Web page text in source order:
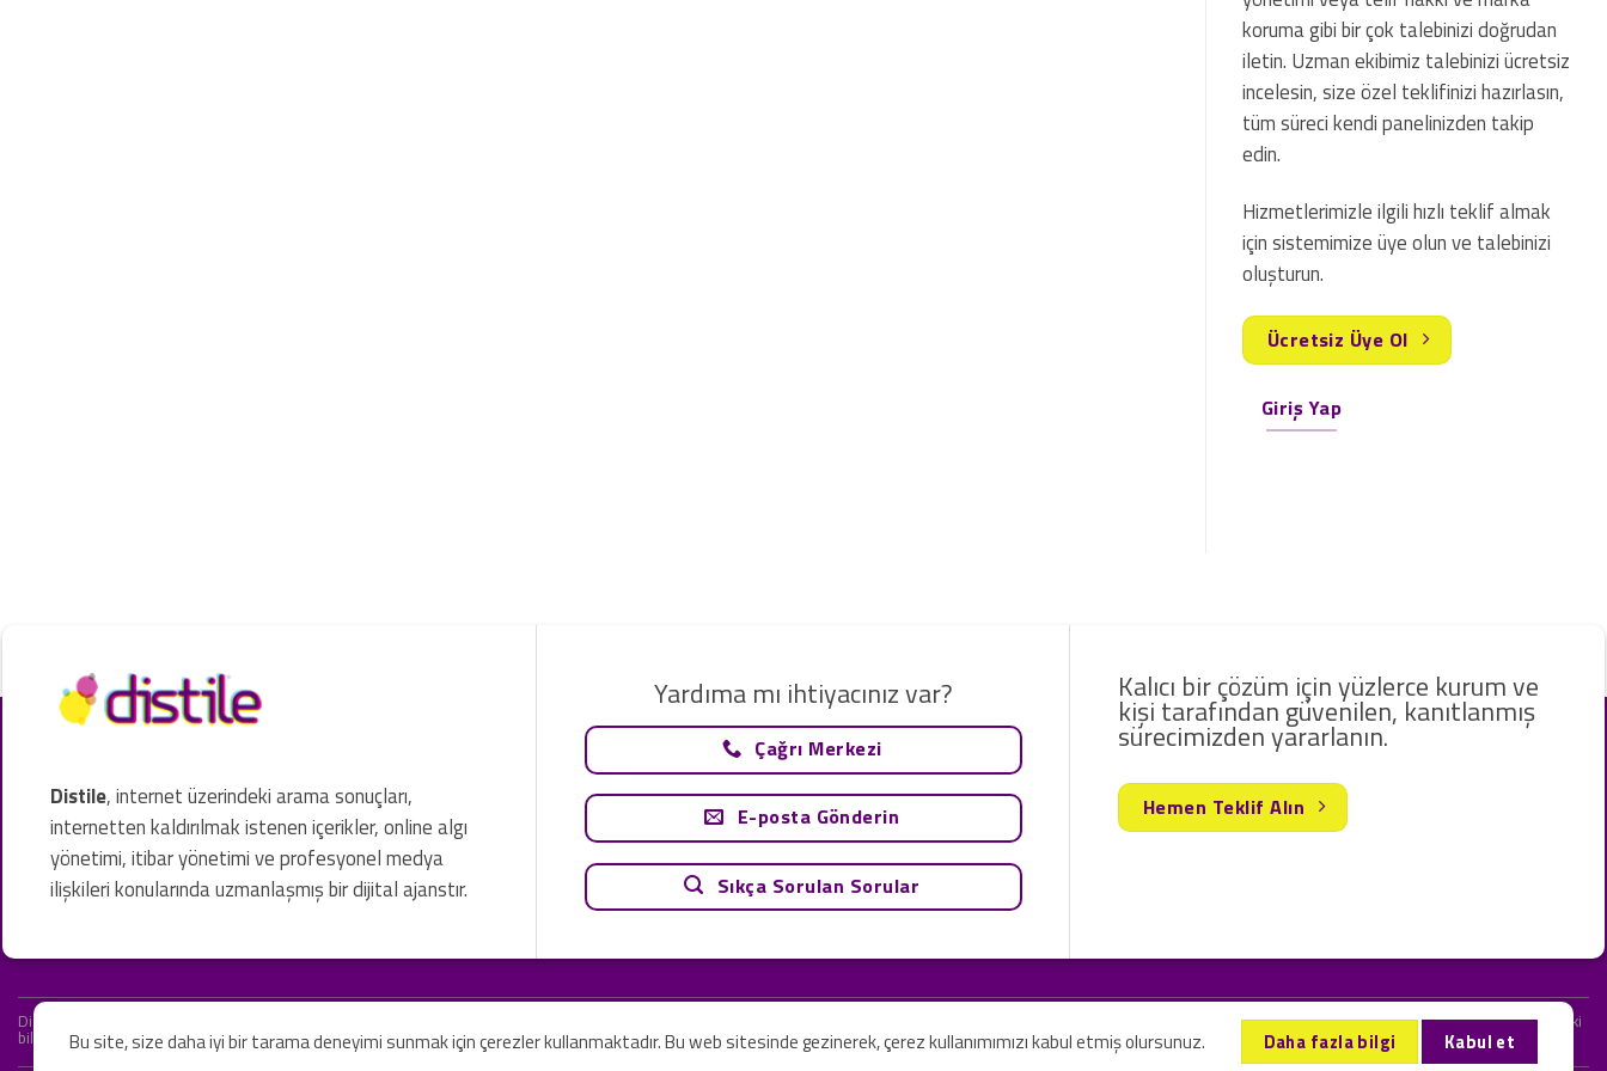
koruma gibi bir çok talebinizi doğrudan
iletin. Uzman ekibimiz talebinizi ücretsiz
incelesin, size özel teklifinizi hazırlasın,
tüm süreci kendi panelinizden takip
edin.
Hizmetlerimizle ilgili hızlı teklif almak
için sistemimize üye olun ve talebinizi
oluşturun.
Ücretsiz Üye Ol
Giriş Yap
Distile, internet üzerindeki arama sonuçları,
internetten kaldırılmak istenen içerikler, online algı
yönetimi, itibar yönetimi ve profesyonel medya
ilişkileri konularında uzmanlaşmış bir dijital ajanstır.
Yardıma mı ihtiyacınız var?
Çağrı Merkezi
E-posta Gönderin
Sıkça Sorulan Sorular
Kalıcı bir çözüm için yüzlerce kurum ve
kişi tarafından güvenilen, kanıtlanmış
sürecimizden yararlanın.
Hemen Teklif Alın
Distile bir hukuk firması değildir ve hizmetlerimizin hiçbiri resmi hukuki tavsiye olarak değerlendirilemez. Sadece teknoloji ve danışmanlık şirketi olarak hizmet vermekteyiz. Web sitemizde ve sizinle kurduğumuz iletişimlerdeki
bilgiler yalnızca genel bilgi niteliğindedir. Yasal tavsiye olarak değerlendirilmesi amaçlanmamıştır.
Bu site, size daha iyi bir tarama deneyimi sunmak için çerezler kullanmaktadır. Bu web sitesinde gezinerek, çerez kullanımımızı kabul etmiş olursunuz. Daha fazla bilgi Kabul et